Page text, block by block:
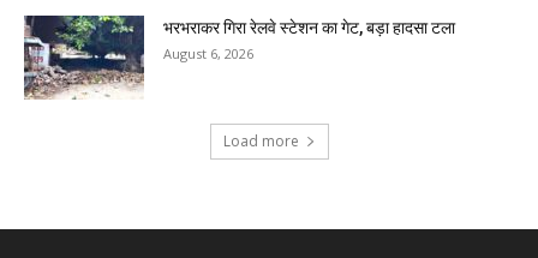
भरभराकर गिरा रेलवे स्टेशन का गेट, बड़ा हादसा टला
August 6, 2026
Load more